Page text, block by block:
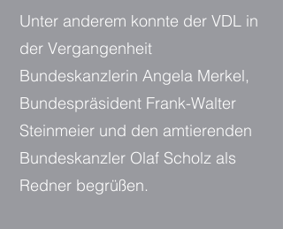
Unter anderem konnte der VDL in
der Vergangenheit
Bundeskanzlerin Angela Merkel,
Bundespräsident Frank-Walter
Steinmeier und den amtierenden
Bundeskanzler Olaf Scholz als
Redner begrüßen.